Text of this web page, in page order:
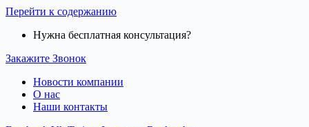
Перейти к содержанию
Нужна бесплатная консультация?
Закажите Звонок
Новости компании
О нас
Наши контакты